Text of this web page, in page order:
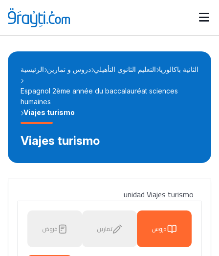
Catégories
d'actualités
Annonces bourses
الرئيسية دروس و تمارين التعليم الثانوي التأهيلي الثانية باكالوريا
Espagnol 2ème année du baccalauréat sciences
humaines
Viajes turismo
Viajes turismo
unidad Viajes turismo
دروس تمارين فروض